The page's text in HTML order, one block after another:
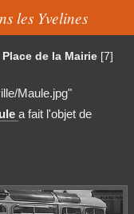
les Yvelines
Place de la Mairie [7]
Maule.jpg"
a fait l'objet de